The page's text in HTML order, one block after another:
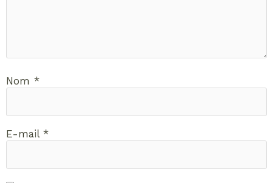
Nom *
E-mail *